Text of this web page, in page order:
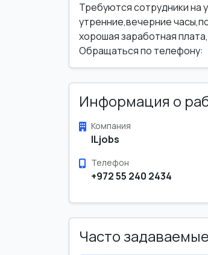
Требуются сотрудники на
утренние,вечерние
хорошая заработная
Обращаться по телефону:
Информация о
Компания
ILjobs
Телефон
+972 55 240 2434
Часто